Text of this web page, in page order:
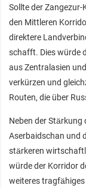
Sollte der
den Mittleren
direktere
schafft. Dies würde
aus Zentralasien
verkürzen und
Routen, die über
Neben der Stärkung
Aserbaidschan und
stärkeren
würde der Korridor
weiteres tragfähiges